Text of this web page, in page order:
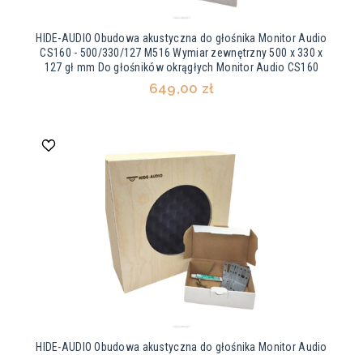
HIDE-AUDIO Obudowa akustyczna do głośnika Monitor Audio
CS160 - 500/330/127 M516 Wymiar zewnętrzny 500 x 330 x
127 gł mm Do głośników okrągłych Monitor Audio CS160
649,00 zł
HIDE-AUDIO Obudowa akustyczna do głośnika Monitor Audio